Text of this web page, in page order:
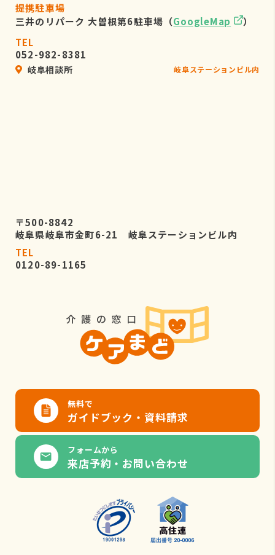
提携駐車場
三井のリパーク 大曽根第6駐車場（GoogleMap
）
TEL
052-982-8381
岐阜相談所 岐阜ステーションビル内
〒500-8842
岐阜県岐阜市金町6-21 岐阜ステーションビル内
TEL
0120-89-1165
無料で
ガイドブック・資料請求
フォームから
来店予約・お問い合わせ